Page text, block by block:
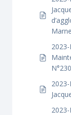
Marne